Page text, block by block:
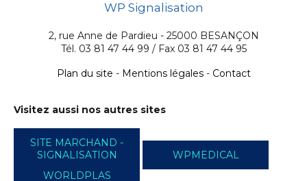
WP Signalisation
2, rue Anne de Pardieu - 25000 BESANÇON
Tél. 03 81 47 44 99 / Fax 03 81 47 44 95
Plan du site - Mentions légales- Contact
Visitez aussi nos autres sites
SITE MARCHAND -
SIGNALISATION
WPMEDICAL
WORLDPLAS